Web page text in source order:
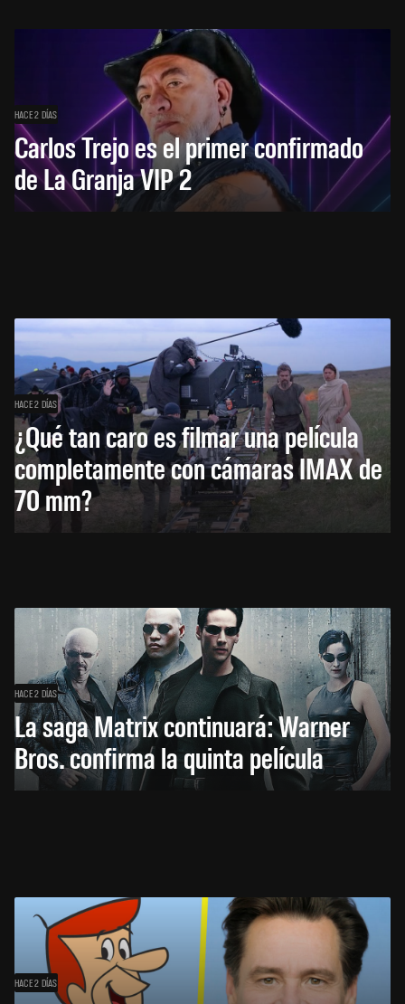
HACE 2 DÍAS
Carlos Trejo es el primer confirmado
de La Granja VIP 2
HACE 2 DÍAS
¿Qué tan caro es filmar una película
completamente con cámaras IMAX de
70 mm?
HACE 2 DÍAS
La saga Matrix continuará: Warner
Bros. confirma la quinta película
HACE 2 DÍAS